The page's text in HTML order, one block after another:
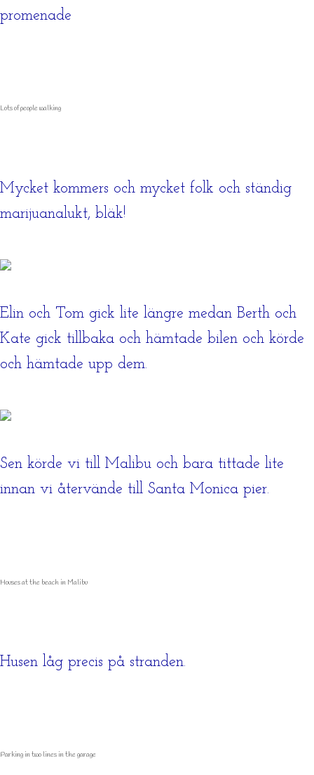
promenade
Lots of people walking
Mycket kommers och mycket folk och ständig
marijuanalukt, bläk!
Elin och Tom gick lite längre medan Berth och
Kate gick tillbaka och hämtade bilen och körde
och hämtade upp dem.
Sen körde vi till Malibu och bara tittade lite
innan vi återvände till Santa Monica pier.
Houses at the beach in Malibu
Husen låg precis på stranden.
Parking in two lines in the garage